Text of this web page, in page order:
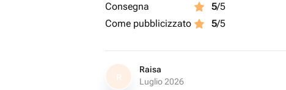
Consegna
5/5
Come pubblicizzato
5/5
R
Raisa
Luglio 2026